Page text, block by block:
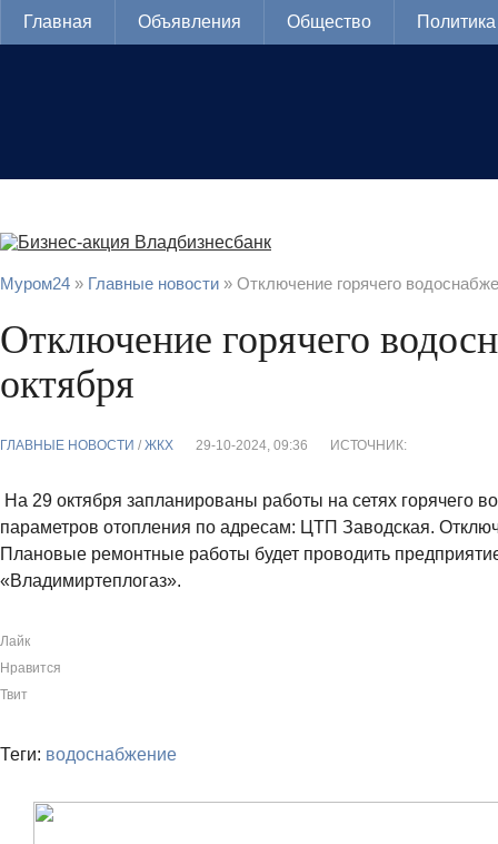
Главная Объявления Общество Политика
Муром24 » Главные новости » Отключение горячего
Отключение горячего
октября
ГЛАВНЫЕ НОВОСТИ / ЖКХ 29-10-2024, 09:36 ИСТОЧНИК:
На 29 октября запланированы работы на сетях горячего
параметров отопления по адресам: ЦТП Заводская.
Плановые ремонтные работы будет проводить
«Владимиртеплогаз».
Лайк
Нравится
Твит
Теги: водоснабжение